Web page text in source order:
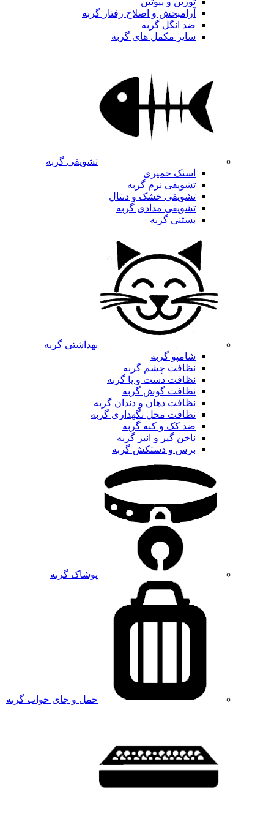
آرامبخش و اصلاح رفتار گربه
ضد انگل گربه
سایر مکمل های گربه
تشویقی گربه
اسنک خمیری
تشویقی نرم گربه
تشویقی خشک و دنتال
تشویقی مدادی گربه
بستنی گربه
بهداشتی گربه
شامپو گربه
نظافت چشم گربه
نظافت دست و پا گربه
نظافت گوش گربه
نظافت دهان و دندان گربه
نظافت محل نگهداری گربه
ضد کک و کنه گربه
ناخن گیر و انبر گربه
برس و دستکش گربه
پوشاک گربه
حمل و جای خواب گربه